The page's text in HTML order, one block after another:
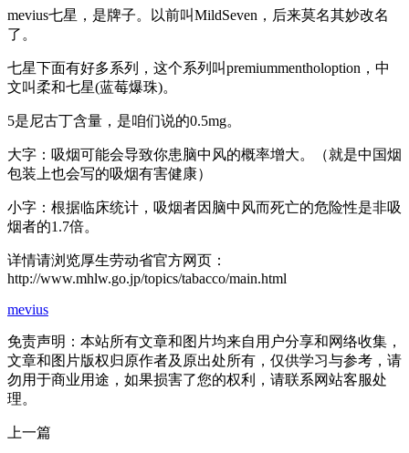
mevius七星，是牌子。以前叫MildSeven，后来莫名其妙改名
了。
七星下面有好多系列，这个系列叫premiummentholoption，中
文叫柔和七星(蓝莓爆珠)。
5是尼古丁含量，是咱们说的0.5mg。
大字：吸烟可能会导致你患脑中风的概率增大。（就是中国烟
包装上也会写的吸烟有害健康）
小字：根据临床统计，吸烟者因脑中风而死亡的危险性是非吸
烟者的1.7倍。
详情请浏览厚生劳动省官方网页：
http://www.mhlw.go.jp/topics/tabacco/main.html
mevius
免责声明：本站所有文章和图片均来自用户分享和网络收集，
文章和图片版权归原作者及原出处所有，仅供学习与参考，请
勿用于商业用途，如果损害了您的权利，请联系网站客服处
理。
上一篇